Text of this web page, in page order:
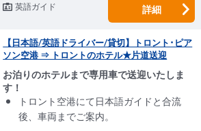
英語ガイド
詳細
【日本語/英語ドライバー/貸切】トロント･ピア
ソン空港 ⇒ トロントのホテル★片道送迎
お泊りのホテルまで専用車で送迎いたしま
す！
トロント空港にて日本語ガイドと合流
後、車両までご案内。